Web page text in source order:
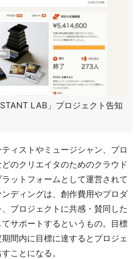
LAB」プロジェクト告知
ィストやミュージシャン、プロ
のクリエイタのためのクラウド
ットフォームとして運営されて
ディングは、創作費用やプロダ
プロジェクトに共感・賛同した
サポートするというもの。目標
間内に目標に達するとプロジェ
ことになる。